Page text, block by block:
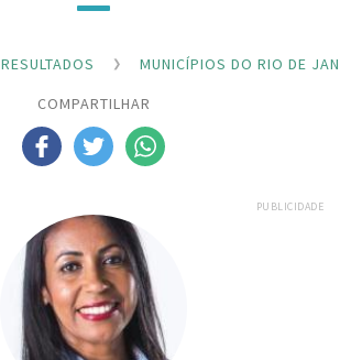
RESULTADOS
MUNICÍPIOS DO RIO DE
COMPARTILHAR
PUBLICIDADE